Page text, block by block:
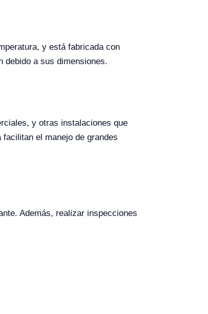
y está fabricada con
debido a sus dimensiones.
y otras instalaciones que
el manejo de grandes
Además, realizar inspecciones